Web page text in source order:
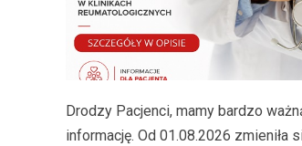
Drodzy Pacjenci, mamy bardzo
informację. Od 01.08.2026 zmieniła